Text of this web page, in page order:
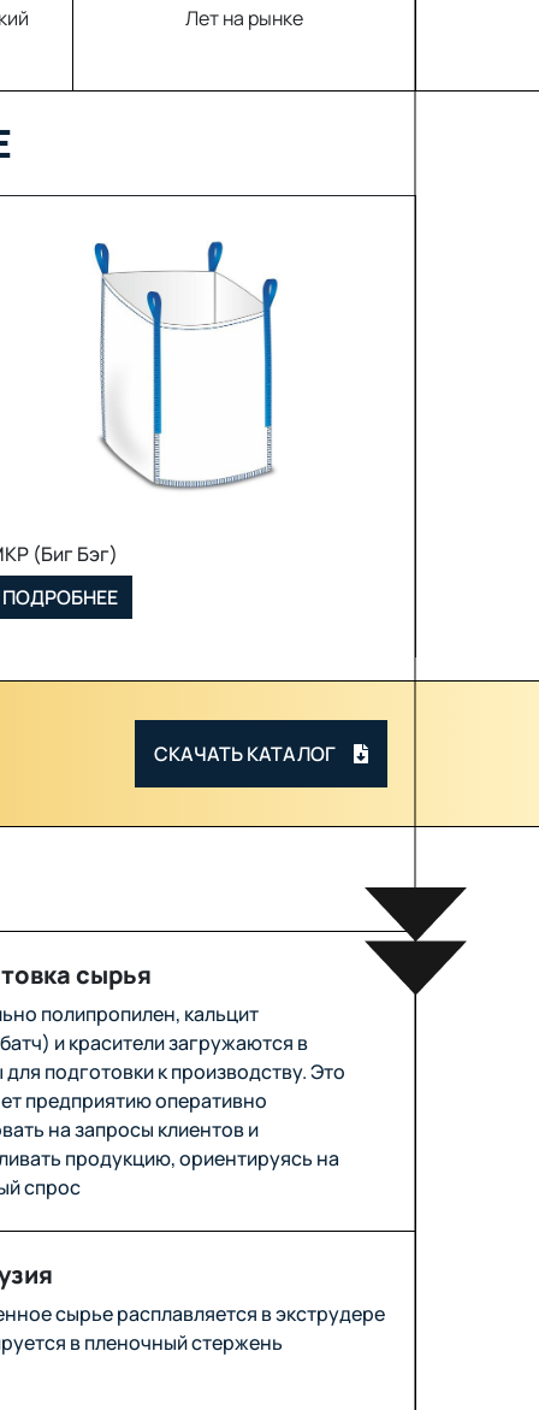
Лет на рынке
МКР (Биг Бэг)
ПОДРОБНЕЕ
СКАЧАТЬ КАТАЛОГ
сырья
полипропилен, кальцит
и красители загружаются в
подготовки к производству. Это
предприятию оперативно
на запросы клиентов и
продукцию, ориентируясь на
спрос
сырье расплавляется в экструдере
в пленочный стержень